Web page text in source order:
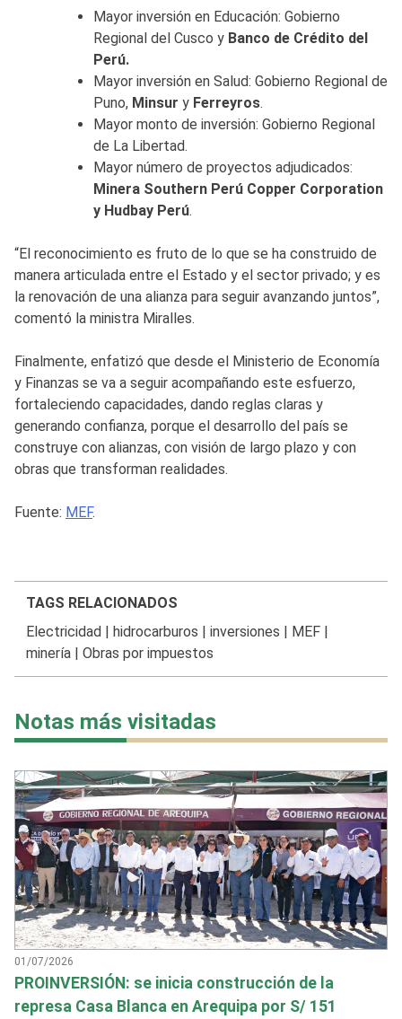
Mayor inversión en Educación: Gobierno
Regional del Cusco y Banco de Crédito del
Perú.
Mayor inversión en Salud: Gobierno Regional de
Puno, Minsur y Ferreyros.
Mayor monto de inversión: Gobierno Regional
de La Libertad.
Mayor número de proyectos adjudicados:
Minera Southern Perú Copper Corporation
y Hudbay Perú.
“El reconocimiento es fruto de lo que se ha construido de
manera articulada entre el Estado y el sector privado; y es
la renovación de una alianza para seguir avanzando juntos”,
comentó la ministra Miralles.
Finalmente, enfatizó que desde el Ministerio de Economía
y Finanzas se va a seguir acompañando este esfuerzo,
fortaleciendo capacidades, dando reglas claras y
generando confianza, porque el desarrollo del país se
construye con alianzas, con visión de largo plazo y con
obras que transforman realidades.
Fuente: MEF.
TAGS RELACIONADOS
Electricidad
hidrocarburos inversiones MEF|
minería| Obras por impuestos
Notas más visitadas
01/07/2026
PROINVERSIÓN: se inicia construcción de la
represa Casa Blanca en Arequipa por S/ 151